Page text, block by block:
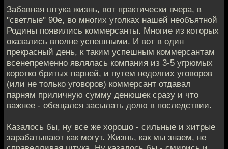
Забавная штука жизнь, вот практически вчера, в
"светлые" 90е, во многих уголках нашей необъятной
Родины появились коммерсанты. Многие из которых
оказались вполне успешными. И вот в один
прекрасный день, к таким успешным коммерсантам
всенепременно являлась компания из 3-5 угрюмых
коротко бритых парней, и путем недолгих уговоров
(или не только уговоров) коммерсант отдавал
парням приличную сумму денюшек сразу и что
важнее - обещался засылать долю в последствии.
Казалось бы, ну все же хорошо - сильные и хитрые
зарабатывают как могут. Жизнь, как мы знаем, не